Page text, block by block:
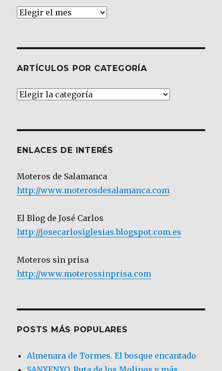
Archivos
ARTÍCULOS POR CATEGORÍA
Artículos
ENLACES DE INTERÉS
Moteros de Salamanca
http://www.moterosdesalamanca.com
El Blog de José Carlos
http://josecarlosiglesias.blogspot.com.es
Moteros sin prisa
http://www.moterossinprisa.com
POSTS MÁS POPULARES
Almenara de Tormes. El bosque encantado